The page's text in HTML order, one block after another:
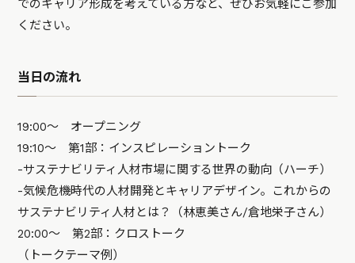
でのキャリア形成を考えている方など、ぜひお気軽にご参加
ください。
当日の流れ
19:00～ オープニング
19:10～ 第1部：インスピレーショントーク
-サステナビリティ人材市場に関する世界の動向（ハーチ）
-気候危機時代の人材開発とキャリアデザイン。これからの
サステナビリティ人材とは？（林恵美さん/倉地栄子さん）
20:00～ 第2部：クロストーク
（トークテーマ例）